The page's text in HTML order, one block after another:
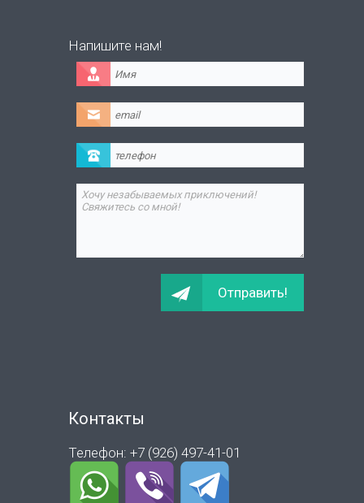
Напишите нам!
Контакты
Телефон: +7 (926) 497-41-01